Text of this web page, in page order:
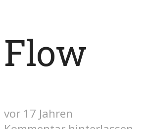
Flow
vor 17 Jahren